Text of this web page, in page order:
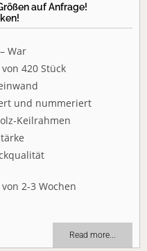
auf Anfrage!
War
420 Stück
und nummeriert
Keilrahmen
2-3 Wochen
Read more...